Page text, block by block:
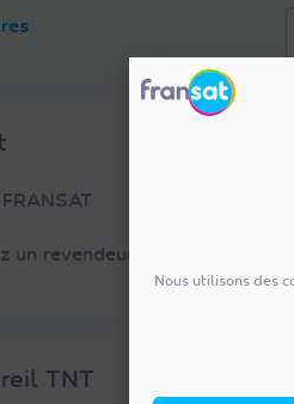
Nous utilisons des
un revendeur
TNT